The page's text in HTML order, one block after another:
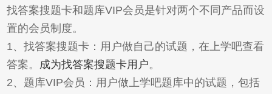
找答案搜题卡和题库VIP会员是针对两个不同产品而设
置的会员制度。
1、找答案搜题卡：用户做自己的试题，在上学吧查看
答案。 成为找答案搜题卡用户。
2、题库VIP会员：用户做上学吧题库中的试题，包括